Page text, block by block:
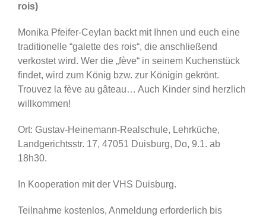
rois)
Monika Pfeifer-Ceylan backt mit Ihnen und euch eine
traditionelle “galette des rois“, die anschließend
verkostet wird. Wer die „fève“ in seinem Kuchenstück
findet, wird zum König bzw. zur Königin gekrönt.
Trouvez la fève au gâteau… Auch Kinder sind herzlich
willkommen!
Ort: Gustav-Heinemann-Realschule, Lehrküche,
Landgerichtsstr. 17, 47051 Duisburg, Do, 9.1. ab
18h30.
In Kooperation mit der VHS Duisburg.
Teilnahme kostenlos, Anmeldung erforderlich bis